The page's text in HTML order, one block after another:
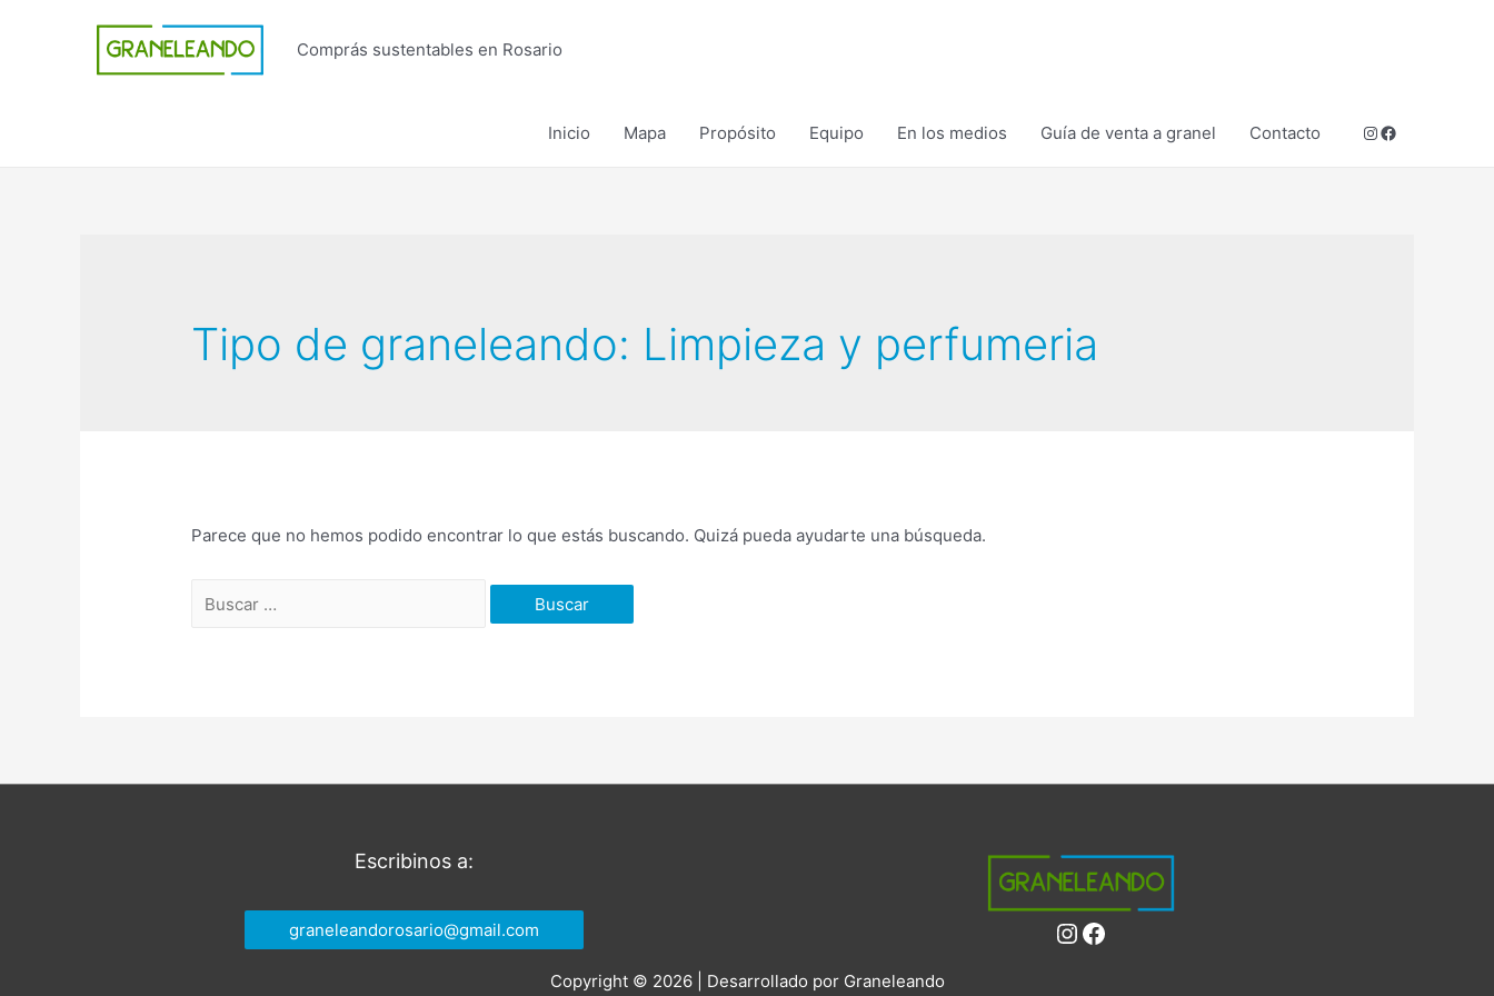
Comprás sustentables en Rosario
Inicio Mapa Propósito Equipo En los medios Guía de venta a granel Contacto Instagram
Facebook
Tipo de graneleando: Limpieza y perfumeria
Parece que no hemos podido encontrar lo que estás buscando. Quizá pueda ayudarte una búsqueda.
Buscar
Escribinos a:
graneleandorosario@gmail.com Instagram Facebook
Copyright © 2026 | Desarrollado por Graneleando